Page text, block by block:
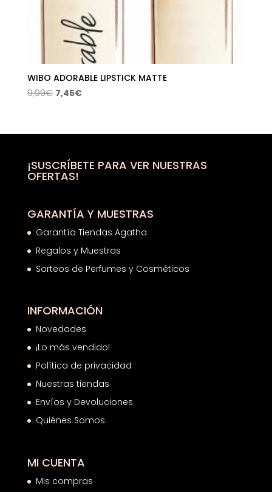
WIBO ADORABLE LIPSTICK MATTE
9,99€ El
era:
7,45€El
es:
¡SUSCRÍBETE PARA VER NUESTRAS
OFERTAS!
GARANTÍA Y MUESTRAS
Garantía Tiendas Agatha
Regalos y Muestras
Sorteos de Perfumes y Cosméticos
INFORMACIÓN
Novedades
¡Lo más vendido!
Política de privacidad
Nuestras tiendas
Envíos y Devoluciones
Quiénes Somos
MI CUENTA
Mis compras